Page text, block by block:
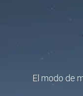
El modo de